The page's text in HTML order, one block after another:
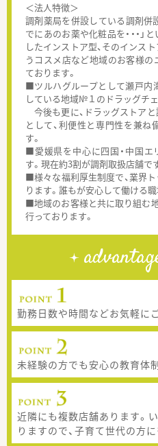
＜法人特徴＞
調剤薬局を併設している調剤併
でにあのお薬や化粧品を・・・
したインストア型、そのインス
うコスメ店など地域のお客様
ております。
■ツルハグループとして瀬戸内
している地域№１のドラッグチェ
今後も更に、ドラッグストア
として、利便性と専門性を兼
す。
■愛媛県を中心に四国・中国エ
す。現在約3割が調剤取扱店舗で
■様々な福利厚生制度で、業界
ります。誰もが安心して働ける
■地域のお客様と共に取り組む
行っております。
勤務日数や時間などお気軽に
未経験の方でも安心の教育体
近隣にも複数店舗あります。
りますので、子育て世代の方